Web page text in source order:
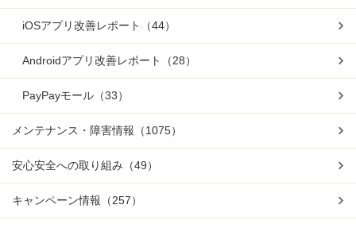
iOSアプリ改善レポート （44）
Androidアプリ改善レポート （28）
PayPayモール （33）
メンテナンス・障害情報 （1075）
安心安全への取り組み （49）
キャンペーン情報 （257）